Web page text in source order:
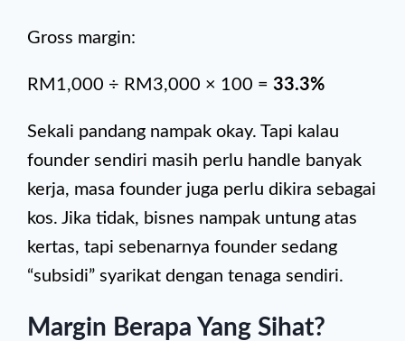
Gross margin:
RM1,000 ÷ RM3,000 × 100 = 33.3%
Sekali pandang nampak okay. Tapi kalau
founder sendiri masih perlu handle banyak
kerja, masa founder juga perlu dikira sebagai
kos. Jika tidak, bisnes nampak untung atas
kertas, tapi sebenarnya founder sedang
“subsidi” syarikat dengan tenaga sendiri.
Margin Berapa Yang Sihat?